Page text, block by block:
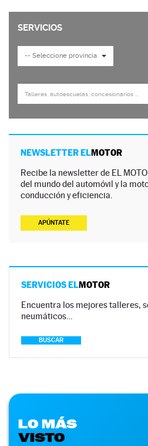
NEWSLETTER ELMOTOR
Recibe la newsletter de EL
del mundo del automóvil y la
conducción y eficiencia.
APÚNTATE
SERVICIOS ELMOTOR
Encuentra los mejores talleres,
neumáticos…
BUSCAR
LO MÁS
VISTO